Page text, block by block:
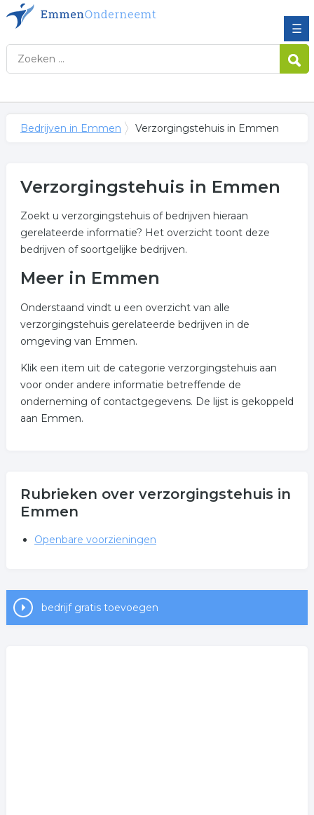
☰
Bedrijven in Emmen Verzorgingstehuis in Emmen
Verzorgingstehuis in Emmen
Zoekt u verzorgingstehuis of bedrijven hieraan
gerelateerde informatie? Het overzicht toont deze
bedrijven of soortgelijke bedrijven.
Meer in Emmen
Onderstaand vindt u een overzicht van alle
verzorgingstehuis gerelateerde bedrijven in de
omgeving van Emmen.
Klik een item uit de categorie verzorgingstehuis aan
voor onder andere informatie betreffende de
onderneming of contactgegevens. De lijst is gekoppeld
aan Emmen.
Rubrieken over verzorgingstehuis in
Emmen
Openbare voorzieningen
bedrijf gratis toevoegen